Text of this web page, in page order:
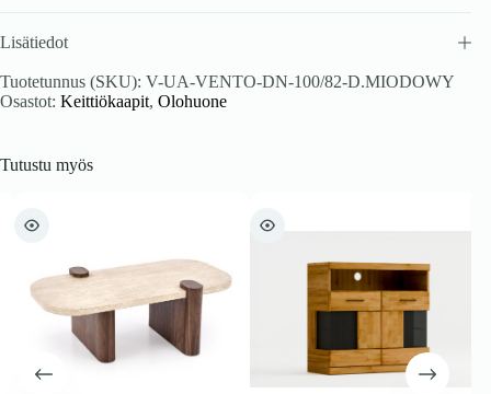
Lisätiedot
Tuotetunnus (SKU): V-UA-VENTO-DN-100/82-D.MIODOWY
Osastot: Keittiökaapit, Olohuone
Tutustu myös